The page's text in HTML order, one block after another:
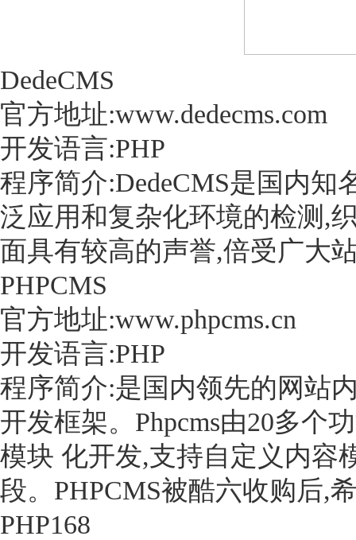
DedeCMS
官方地址:www.dedecms.com
开发语言:PHP
程序简介:DedeCMS是国内
泛应用和复杂化环境的检测,
面具有较高的声誉,倍受广大
PHPCMS
官方地址:www.phpcms.cn
开发语言:PHP
程序简介:是国内领先的网站
开发框架。Phpcms由20多个
模块 化开发,支持自定义内容
段。PHPCMS被酷六收购后,
PHP168